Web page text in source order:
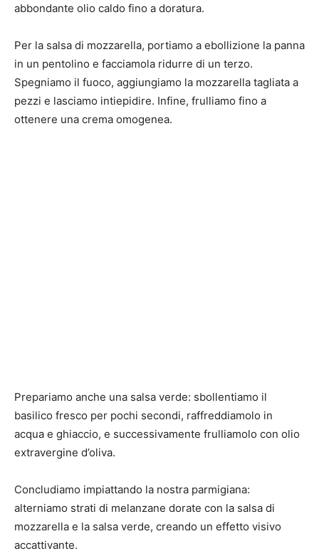
abbondante olio caldo fino a doratura.
Per la salsa di mozzarella, portiamo a ebollizione la panna
in un pentolino e facciamola ridurre di un terzo.
Spegniamo il fuoco, aggiungiamo la mozzarella tagliata a
pezzi e lasciamo intiepidire. Infine, frulliamo fino a
ottenere una crema omogenea.
Prepariamo anche una salsa verde: sbollentiamo il
basilico fresco per pochi secondi, raffreddiamolo in
acqua e ghiaccio, e successivamente frulliamolo con olio
extravergine d’oliva.
Concludiamo impiattando la nostra parmigiana:
alterniamo strati di melanzane dorate con la salsa di
mozzarella e la salsa verde, creando un effetto visivo
accattivante.